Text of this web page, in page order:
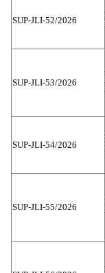
SUP-JLI-52/2026
SUP-JLI-53/2026
SUP-JLI-54/2026
SUP-JLI-55/2026